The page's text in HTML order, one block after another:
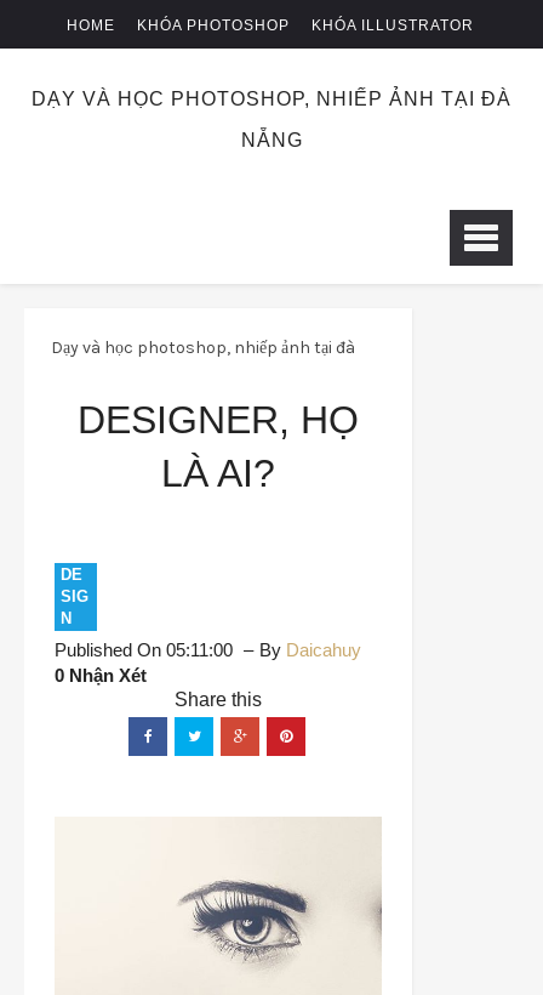
HOME KHÓA PHOTOSHOP KHÓA ILLUSTRATOR
DẠY VÀ HỌC PHOTOSHOP, NHIẾP ẢNH TẠI ĐÀ
NẴNG
Dạy và học photoshop, nhiếp ảnh tại đà
design Designer, họ là ai?
DESIGNER, HỌ
LÀ AI?
DE
SIG
N
Published On 05:11:00 By Daicahuy
0 Nhận Xét